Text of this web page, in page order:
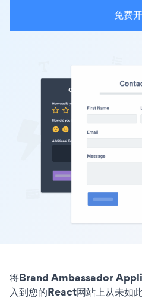
免费
将Brand Ambassador
入到您的React网站上从未如